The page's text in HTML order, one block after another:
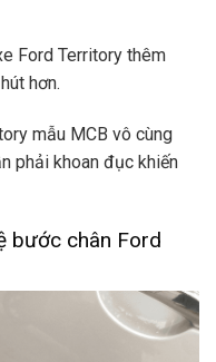
Ford Territory thêm
hơn.
mẫu MCB vô cùng
phải khoan đục khiến
bước chân Ford